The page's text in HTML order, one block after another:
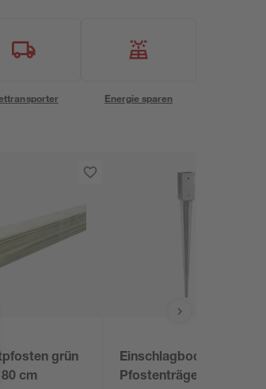
Energie sparen
grün
cm
Einschlagbodenhülse
Pfostenträger 9 x 9 x